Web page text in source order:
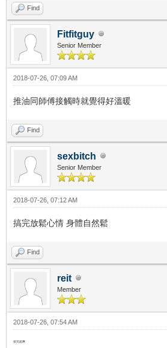
Find
Fitfitguy
Senior Member
2018-07-26, 07:09 AM
推油同師傅接觸時就覺得好溫暖
Find
sexbitch
Senior Member
2018-07-26, 07:12 AM
搞完放鬆心情 身體自然鬆
Find
reit
Member
2018-07-26, 07:54 AM
按完超爽